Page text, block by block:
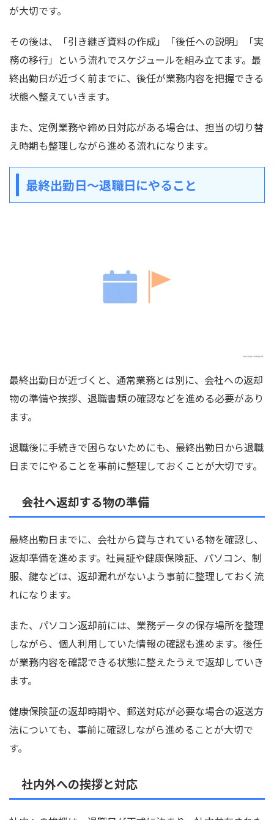
が大切です。
その後は、「引き継ぎ資料の作成」「後任への説明」「実
務の移行」という流れでスケジュールを組み立てます。最
終出勤日が近づく前までに、後任が業務内容を把握できる
状態へ整えていきます。
また、定例業務や締め日対応がある場合は、担当の切り替
え時期も整理しながら進める流れになります。
最終出勤日〜退職日にやること
最終出勤日が近づくと、通常業務とは別に、会社への返却
物の準備や挨拶、退職書類の確認などを進める必要があり
ます。
退職後に手続きで困らないためにも、最終出勤日から退職
日までにやることを事前に整理しておくことが大切です。
会社へ返却する物の準備
最終出勤日までに、会社から貸与されている物を確認し、
返却準備を進めます。社員証や健康保険証、パソコン、制
服、鍵などは、返却漏れがないよう事前に整理しておく流
れになります。
また、パソコン返却前には、業務データの保存場所を整理
しながら、個人利用していた情報の確認も進めます。後任
が業務内容を確認できる状態に整えたうえで返却していき
ます。
健康保険証の返却時期や、郵送対応が必要な場合の返送方
法についても、事前に確認しながら進めることが大切で
す。
社内外への挨拶と対応